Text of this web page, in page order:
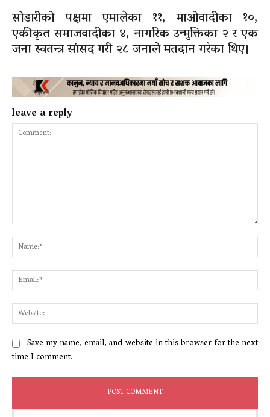
सोडारीको पक्षमा एमालेका ११, माओवादीका १०,
एकीकृत समाजवादीका ४, नागरिक उन्मुक्तिका २ र एक
जना स्वतन्त्र सांसद गरी २८ जनाले मतदान गरेका थिए।
leave a reply
Save my name, email, and website in this browser for the next
time I comment.